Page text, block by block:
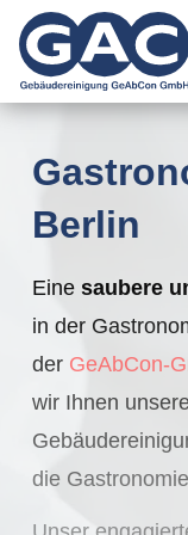
Berlin
Eine saubere
in der
der GeAbCon-
wir Ihnen
die